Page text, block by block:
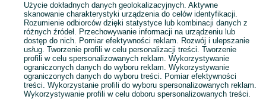
Użycie dokładnych danych geolokalizacyjnych. Aktywne
skanowanie charakterystyki urządzenia do celów identyfikacji.
Rozumienie odbiorców dzięki statystyce lub kombinacji danych z
różnych źródeł. Przechowywanie informacji na urządzeniu lub
dostęp do nich. Pomiar efektywności reklam. Rozwój i ulepszanie
usług. Tworzenie profili w celu personalizacji treści. Tworzenie
profili w celu spersonalizowanych reklam. Wykorzystywanie
ograniczonych danych do wyboru reklam. Wykorzystywanie
ograniczonych danych do wyboru treści. Pomiar efektywności
treści. Wykorzystanie profili do wyboru spersonalizowanych reklam.
Wykorzystywanie profili w celu doboru spersonalizowanych treści.